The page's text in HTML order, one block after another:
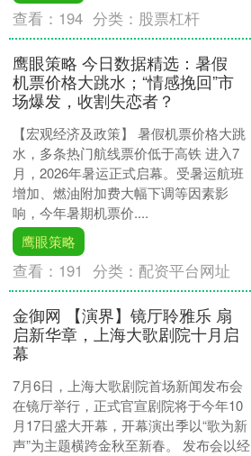
查看： 194 分类： 股票杠杆
鹰眼策略 ​今日数据精选：暑假
机票价格大跳水；“情感挽回”市
场爆发，收割失恋者？
【宏观经济及政策】 暑假机票价格大跳
水，多条热门航线票价低于高铁 进入7
月，2026年暑运正式启幕。受暑运航班
增加、燃油附加费大幅下调等因素影
响，今年暑期机票价....
鹰眼策略
查看： 191 分类： 配资平台网址
金御网 【演界】镜厅聆雅乐 扇
启新华章，上海大歌剧院十月启
幕
7月6日，上海大歌剧院首场新闻发布会
在镜厅举行，正式官宣剧院将于今年10
月17日盛大开幕，开幕演出季以“歌为新
声”为主题横跨金秋至新春。 发布会以经